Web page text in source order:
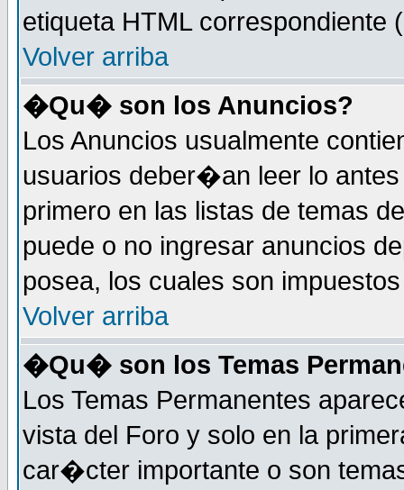
etiqueta HTML correspondiente
Volver arriba
�Qu� son los Anuncios?
Los Anuncios usualmente
usuarios deber�an leer lo
primero en las listas de temas
puede o no ingresar anuncios
posea, los cuales son
Volver arriba
�Qu� son los Temas
Los Temas Permanentes
vista del Foro y solo en la
car�cter importante o son